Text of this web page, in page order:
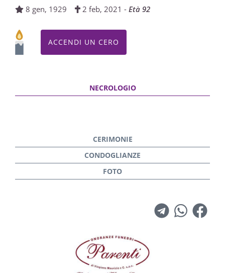
8 gen, 1929 2 feb, 2021 -Età 92
ACCENDI UN CERO